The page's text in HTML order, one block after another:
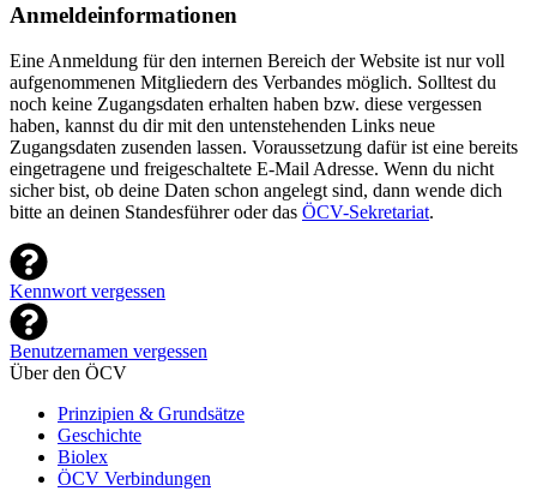
Anmeldeinformationen
Eine Anmeldung für den internen Bereich der Website ist nur voll
aufgenommenen Mitgliedern des Verbandes möglich. Solltest du
noch keine Zugangsdaten erhalten haben bzw. diese vergessen
haben, kannst du dir mit den untenstehenden Links neue
Zugangsdaten zusenden lassen. Voraussetzung dafür ist eine bereits
eingetragene und freigeschaltete E-Mail Adresse. Wenn du nicht
sicher bist, ob deine Daten schon angelegt sind, dann wende dich
bitte an deinen Standesführer oder das ÖCV-Sekretariat.
Kennwort vergessen
Benutzernamen vergessen
Über den ÖCV
Prinzipien & Grundsätze
Geschichte
Biolex
ÖCV Verbindungen